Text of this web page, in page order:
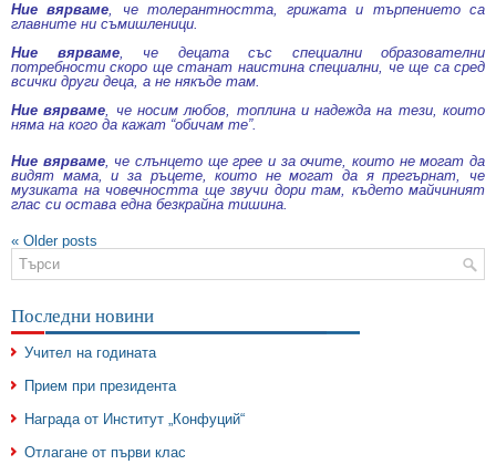
Ние вярваме, че толерантността, грижата и търпението са
главните ни съмишленици.
Ние вярваме, че децата със специални образователни
потребности скоро ще станат наистина специални, че ще са сред
всички други деца, а не някъде там.
Ние вярваме, че носим любов, топлина и надежда на тези, които
няма на кого да кажат “обичам те”.
Ние вярваме, че слънцето ще грее и за очите, които не могат да
видят мама, и за ръцете, които не могат да я прегърнат, че
музиката на човечността ще звучи дори там, където майчиният
глас си остава една безкрайна тишина.
« Older posts
Последни новини
Учител на годината
Прием при президента
Награда от Институт „Конфуций“
Отлагане от първи клас